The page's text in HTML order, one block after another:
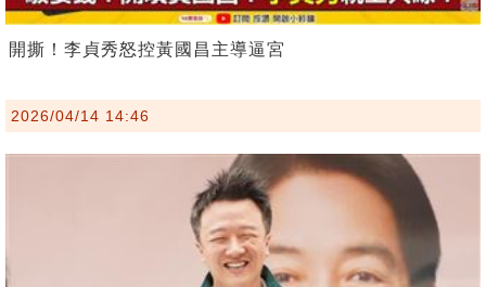
開撕！李貞秀怒控黃國昌主導逼宮
2026/04/14 14:46